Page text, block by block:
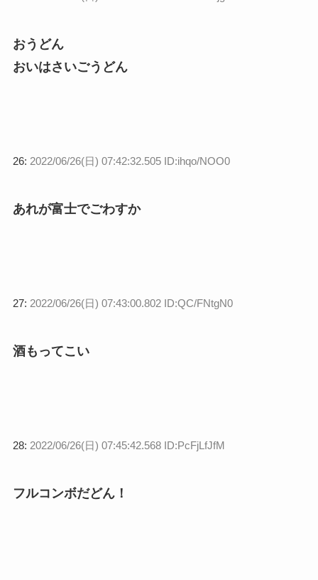
おうどん
おいはさいごうどん
26: 2022/06/26(日) 07:42:32.505 ID:ihqo/NOO0
あれが富士でごわすか
27: 2022/06/26(日) 07:43:00.802 ID:QC/FNtgN0
酒もってこい
28: 2022/06/26(日) 07:45:42.568 ID:PcFjLfJfM
フルコンボだどん！